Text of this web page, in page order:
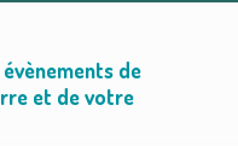
de
et de votre